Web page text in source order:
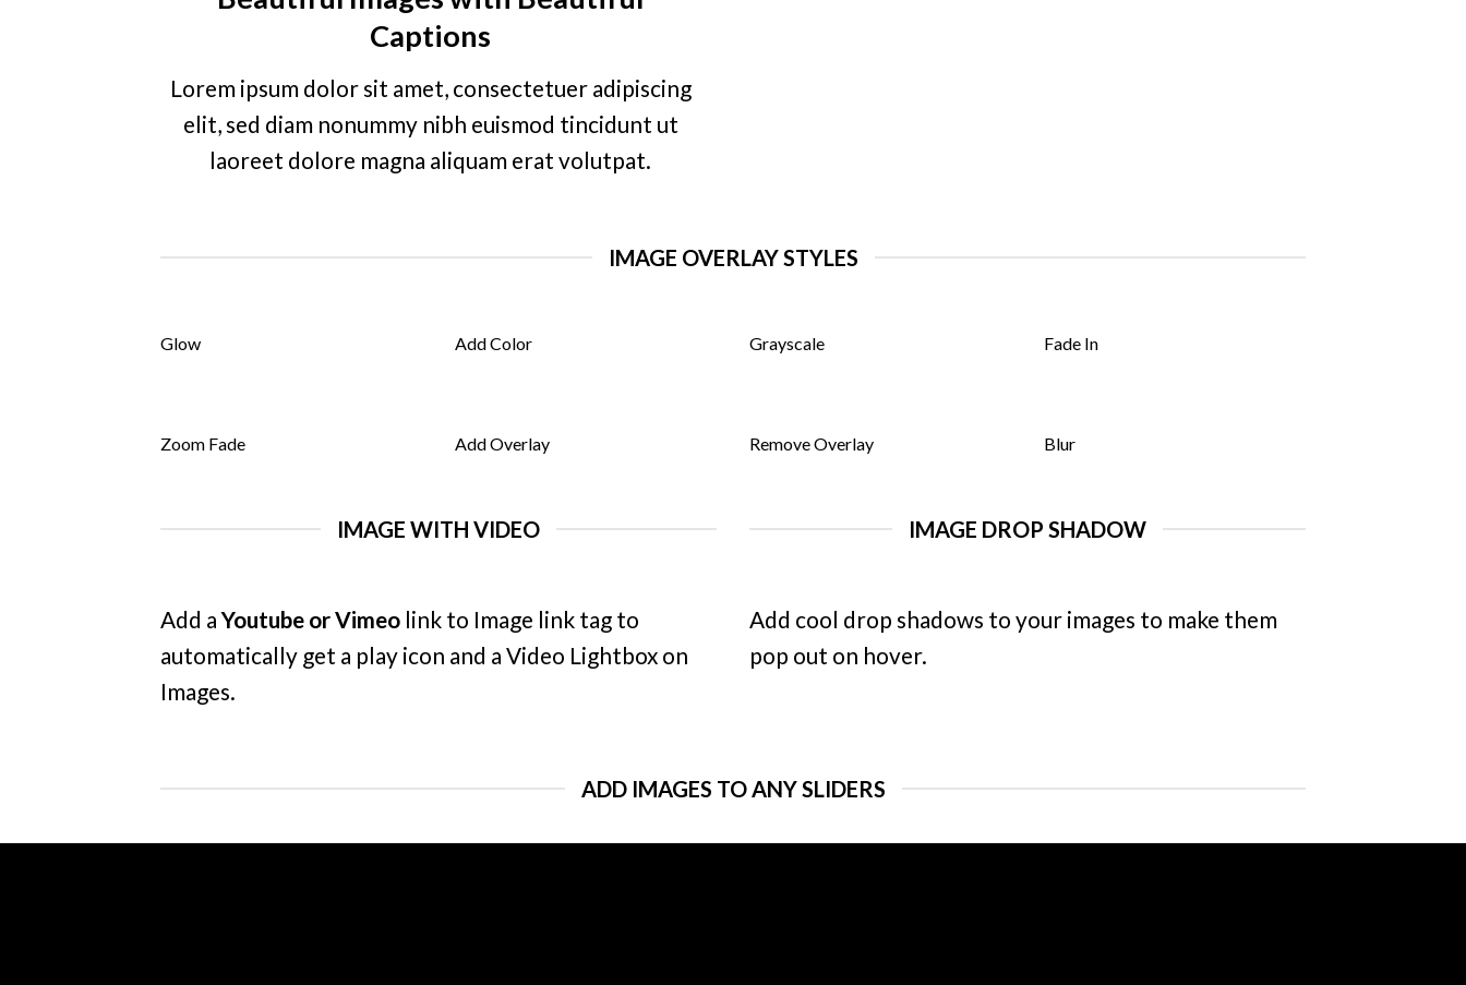
Captions
Lorem ipsum dolor sit amet, consectetuer adipiscing
elit, sed diam nonummy nibh euismod tincidunt ut
laoreet dolore magna aliquam erat volutpat.
IMAGE OVERLAY STYLES
Glow Add Color Grayscale Fade In
Zoom Fade Add Overlay Remove Overlay Blur
IMAGE WITH VIDEO
Add aYoutube or Vimeo link to Image link tag to
automatically get a play icon and a Video Lightbox on
Images.
IMAGE DROP SHADOW
Add cool drop shadows to your images to make them
pop out on hover.
ADD IMAGES TO ANY SLIDERS